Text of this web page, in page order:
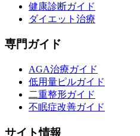
健康診断ガイド
ダイエット治療
専門ガイド
AGA治療ガイド
低用量ピルガイド
二重整形ガイド
不眠症改善ガイド
サイト情報